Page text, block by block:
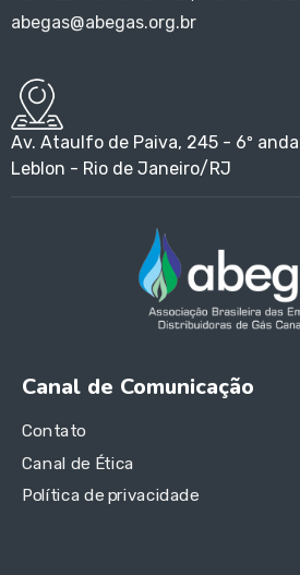
abegas@abegas.org.br
Av. Ataulfo de Paiva, 245 - 6º
Leblon - Rio de Janeiro/RJ
Canal de Comunicação
Contato
Canal de Ética
Política de privacidade